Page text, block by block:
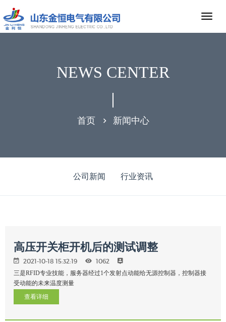
NEWS CENTER
首页 新闻中心
公司新闻 行业资讯
高压开关柜开机后的测试调整
2021-10-18 15:32:19 1062
三是RFID专业技能，服务器经过1个发射点动能给无源控制器，控制器接
受动能的未来温度测量
查看详细